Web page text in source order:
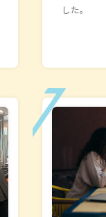
した。